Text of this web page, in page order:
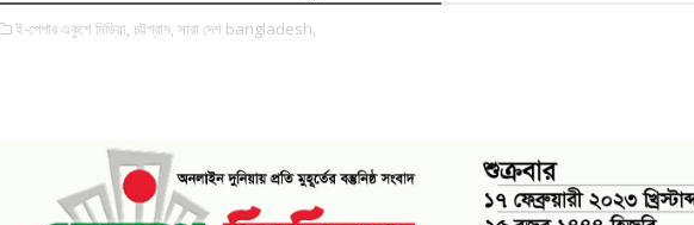
ই-পেপার একুশে মিডিয়া, চট্টগ্রাম, সারা দেশ bangladesh,